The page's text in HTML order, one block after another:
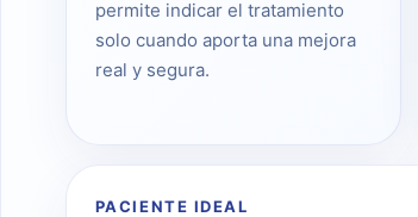
permite indicar el tratamiento
solo cuando aporta una mejora
real y segura.
PACIENTE IDEAL